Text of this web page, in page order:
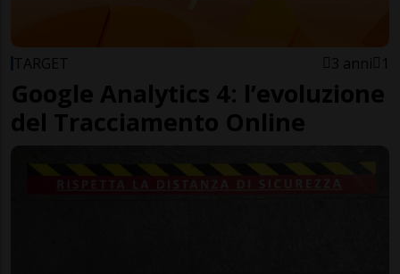
TARGET 3 anni 1
Google Analytics 4: l’evoluzione
del Tracciamento Online